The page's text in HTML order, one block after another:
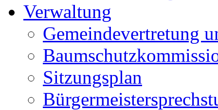
Verwaltung
Gemeindevertretung
Sitzungsplan